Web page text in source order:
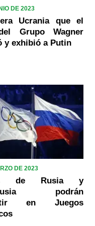
DE 2023
Ucrania que el
Grupo Wagner
y exhibió a Putin
DE 2023
de Rusia y
podrán
en Juegos